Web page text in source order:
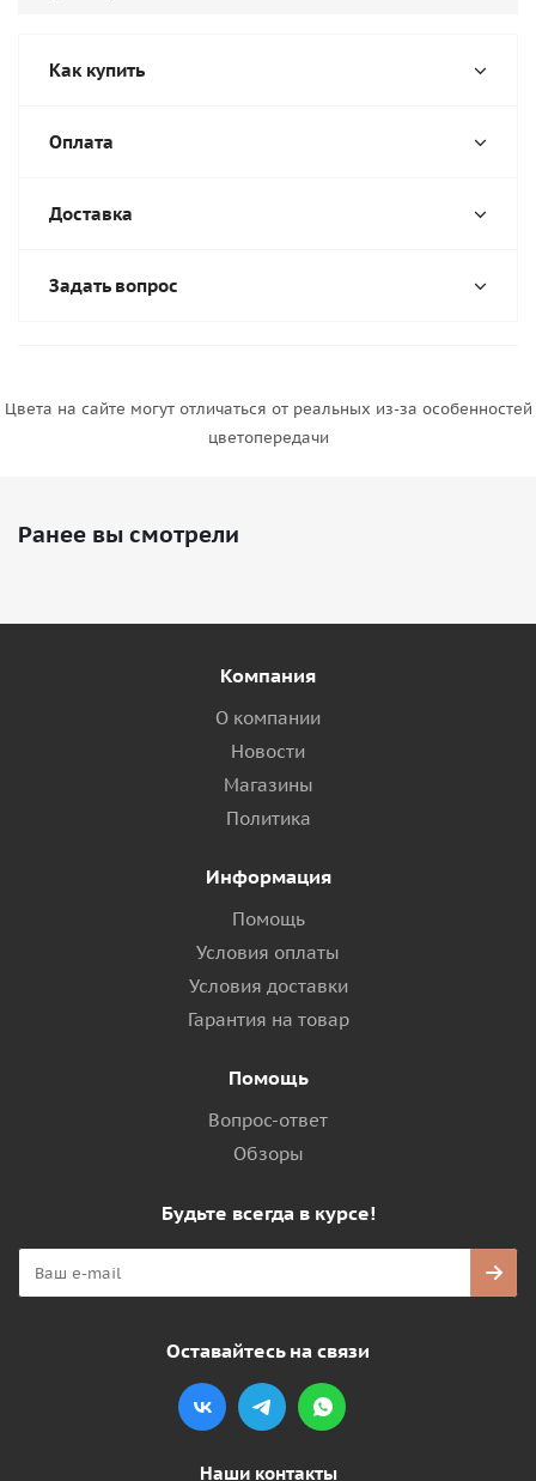
Как купить
Оплата
Доставка
Задать вопрос
Цвета на сайте могут отличаться от реальных из-за особенностей
цветопередачи
Ранее вы смотрели
Компания
О компании
Новости
Магазины
Политика
Информация
Помощь
Условия оплаты
Условия доставки
Гарантия на товар
Помощь
Вопрос-ответ
Обзоры
Будьте всегда в курсе!
Оставайтесь на связи
Наши контакты